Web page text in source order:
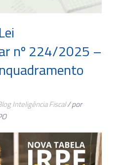
nº 224/2025 –
Inteligência Fiscal/ por